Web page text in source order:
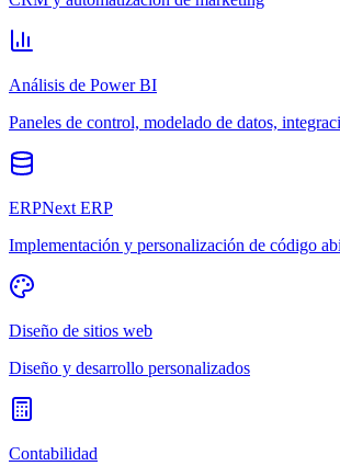
Análisis de Power BI
Paneles de control, modelado de datos,
ERPNext ERP
Implementación y personalización de código
Diseño de sitios web
Diseño y desarrollo personalizados
Contabilidad